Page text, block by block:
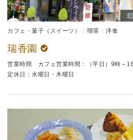
カフェ・菓子（スイーツ） 喫茶 洋食
瑞香園
営業時間 カフェ営業時間：（平日）9時～
定休日：水曜日・木曜日